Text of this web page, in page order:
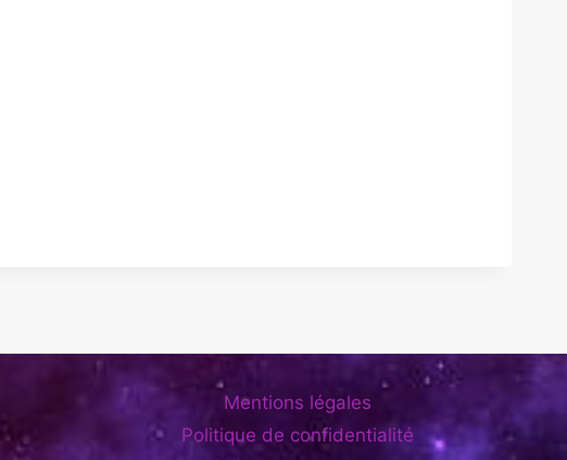
Mentions légales
Politique de confidentialité